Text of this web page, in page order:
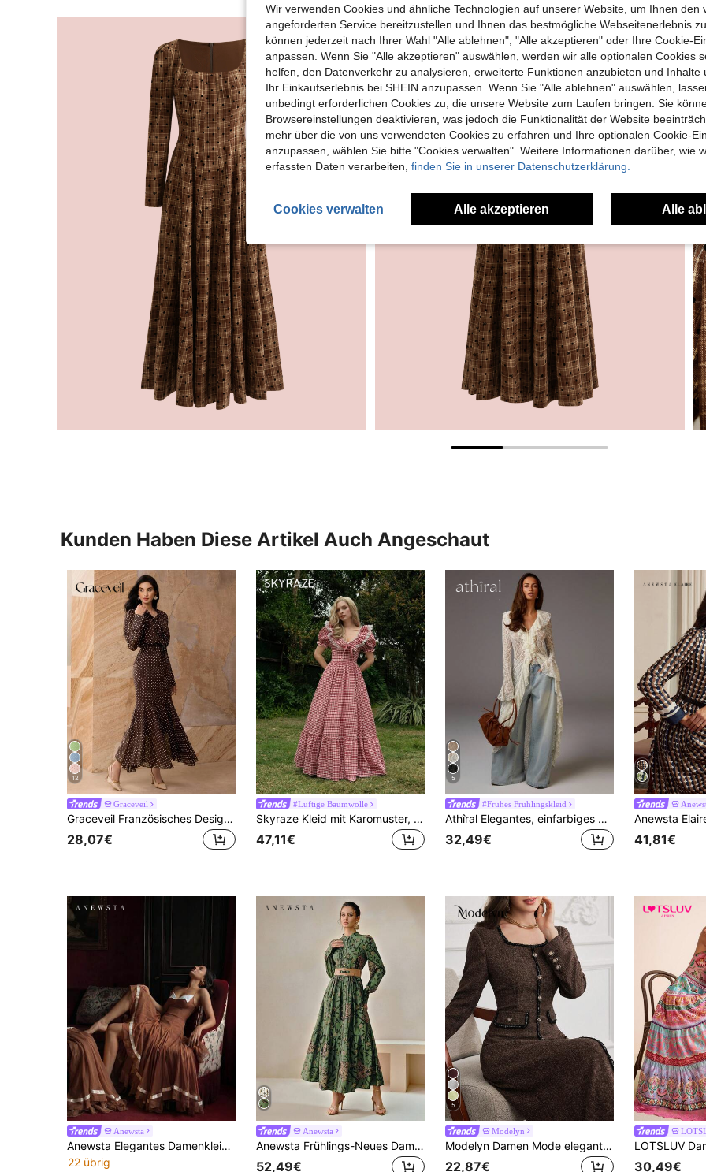
Kunden Haben Diese Artikel Auch Angeschaut
12
Graceveil
Graceveil Französisches Design Kleid mit hochgeschnittener Taille für Frauen
28,07€
#Luftige Baumwolle
Skyraze Kleid mit Karomuster, Puffärmeln und Rüschensaum
47,11€
5
#Frühes Frühlingskleid
Athîral Elegantes, einfarbiges Spitzenkleid mit Rüschen und ausgestellten Ärmeln für Damen, Spitzenoutfit, Spitzen-Staubtuch, Spitzen-Cardigan, Anthropologie-Kleidung, Free People
32,49€ 41,81€
Anewsta
Anewsta Elegantes Damenkleid, Partyoutfit-Kleid, Spaghetti-Träger Taillen-betonendes Volles-Rock-Langes-Kleid
22 übrig
Anewsta
Anewsta Frühlings-Neues Damen Kleid mit Gürtel, Leoparden-Muster Design, Pendler-Stil
52,49€
5
Modelyn
Modelyn Damen Mode elegantes gestricktes Kleid mit Schleifendekor, burgunderfarbenes Maxikleid für Herbst/Winter, langes Abendkleid für Damen
22,87€ 30,49€
Wir verwenden Cookies und ähnliche Technologien auf unserer Website, um Ihnen den
angeforderten Service bereitzustellen und Ihnen das bestmögliche Webseitenerlebnis
können jederzeit nach Ihrer Wahl "Alle ablehnen", "Alle akzeptieren" oder Ihre Cookie-
anpassen. Wenn Sie "Alle akzeptieren" auswählen, werden wir alle optionalen Cookies
helfen, den Datenverkehr zu analysieren, erweiterte Funktionen anzubieten und Inhalte
Ihr Einkaufserlebnis bei SHEIN anzupassen. Wenn Sie "Alle ablehnen" auswählen,
unbedingt erforderlichen Cookies zu, die unsere Website zum Laufen bringen. Sie
Browsereinstellungen deaktivieren, was jedoch die Funktionalität der Website
mehr über die von uns verwendeten Cookies zu erfahren und Ihre optionalen Cookie-
anzupassen, wählen Sie bitte "Cookies verwalten". Weitere Informationen darüber, wie
erfassten Daten verarbeiten, finden Sie in unserer Datenschutzerklärung.
Cookies verwalten Alle akzeptieren Alle